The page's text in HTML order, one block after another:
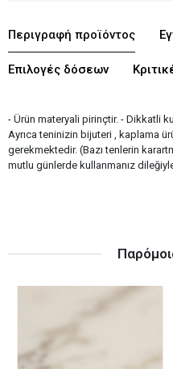
Περιγραφή προϊόντος
Επιλογές δόσεων
- Ürün materyali pirinçtir. - Dikkatli
Ayrıca teninizin bijuteri , kaplama
gerekmektedir. (Bazı tenlerin
mutlu günlerde kullanmanız